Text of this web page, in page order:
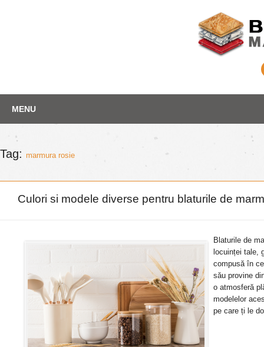
Depozit marmura
content
MENU
Tag: marmura rosie
Culori si modele diverse pentru blaturile de
Blaturile de
locuinței tale,
compusă în
său provine
o atmosferă
modelelor
pe care ți le